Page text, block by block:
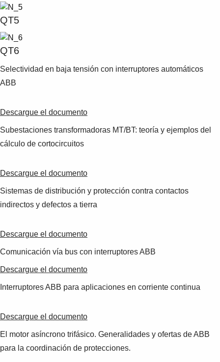
Products
Shopping list preview
0
QT5
QT6
Selectividad en baja tensión con interruptores automáticos
ABB
Descargue el documento
Subestaciones transformadoras MT/BT: teoría y ejemplos del
cálculo de cortocircuitos
Descargue el documento
Sistemas de distribución y protección contra contactos
indirectos y defectos a tierra
Descargue el documento
Comunicación vía bus con interruptores ABB
Descargue el documento
Interruptores ABB para aplicaciones en corriente continua
Descargue el documento
El motor asíncrono trifásico. Generalidades y ofertas de ABB
para la coordinación de protecciones.